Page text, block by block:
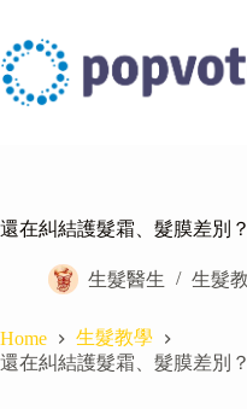
content
還在糾結護髮霜、髮膜差別
生髮醫生 生髮
Home
生髮教學
還在糾結護髮霜、髮膜差別